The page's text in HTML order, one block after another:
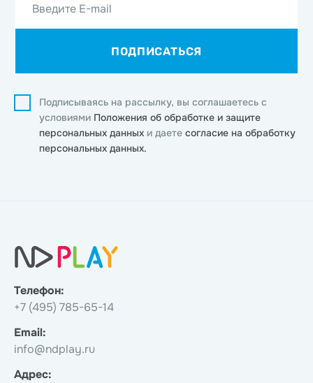
Введите E-mail
ПОДПИСАТЬСЯ
Подписываясь на рассылку, вы соглашаетесь с
условиями Положения об обработке и защите
персональных данных и даете согласие на обработку
персональных данных.
Телефон:
+7 (495) 785-65-14
Email:
info@ndplay.ru
Адрес: